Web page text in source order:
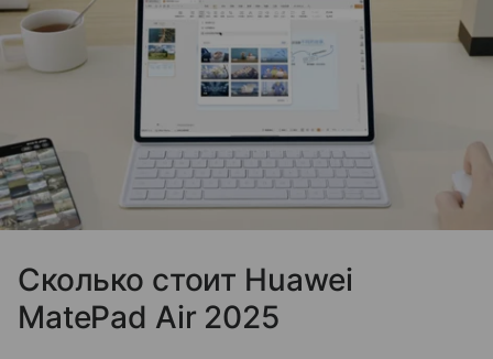
Сколько стоит Huawei
MatePad Air 2025